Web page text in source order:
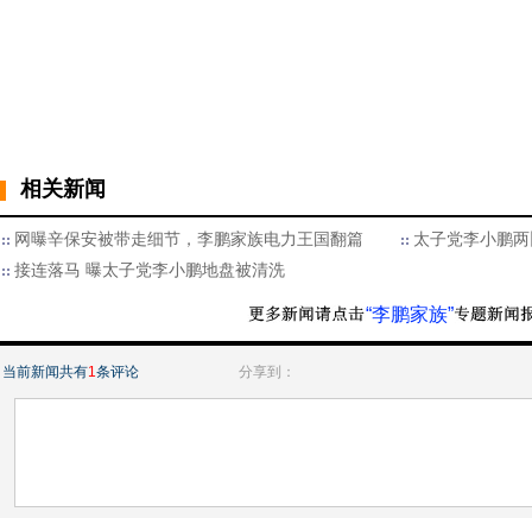
相关新闻
网曝辛保安被带走细节，李鹏家族电力王国翻篇
太子党李小鹏
接连落马 曝太子党李小鹏地盘被清洗
“李鹏家族”
当前新闻共有1条评论 分享到：